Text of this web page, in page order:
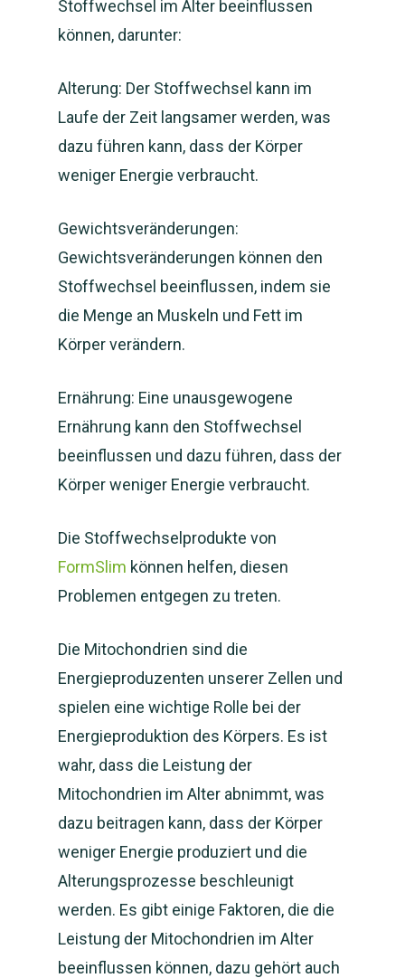
Stoffwechsel im Alter beeinflussen
können, darunter:
Alterung: Der Stoffwechsel kann im
Laufe der Zeit langsamer werden, was
dazu führen kann, dass der Körper
weniger Energie verbraucht.
Gewichtsveränderungen:
Gewichtsveränderungen können den
Stoffwechsel beeinflussen, indem sie
die Menge an Muskeln und Fett im
Körper verändern.
Ernährung: Eine unausgewogene
Ernährung kann den Stoffwechsel
beeinflussen und dazu führen, dass der
Körper weniger Energie verbraucht.
Die Stoffwechselprodukte von
FormSlim können helfen, diesen
Problemen entgegen zu treten.
Die Mitochondrien sind die
Energieproduzenten unserer Zellen und
spielen eine wichtige Rolle bei der
Energieproduktion des Körpers. Es ist
wahr, dass die Leistung der
Mitochondrien im Alter abnimmt, was
dazu beitragen kann, dass der Körper
weniger Energie produziert und die
Alterungsprozesse beschleunigt
werden. Es gibt einige Faktoren, die die
Leistung der Mitochondrien im Alter
beeinflussen können, dazu gehört auch